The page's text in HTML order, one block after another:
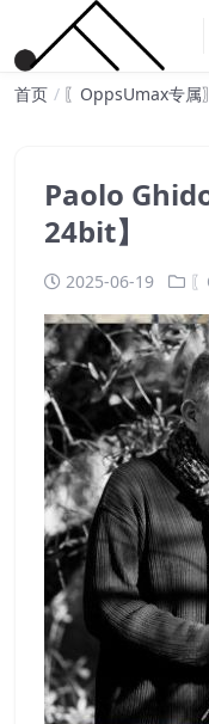
首页 〖OppsUmax专属〗
Paolo
24bit】
2025-06-19